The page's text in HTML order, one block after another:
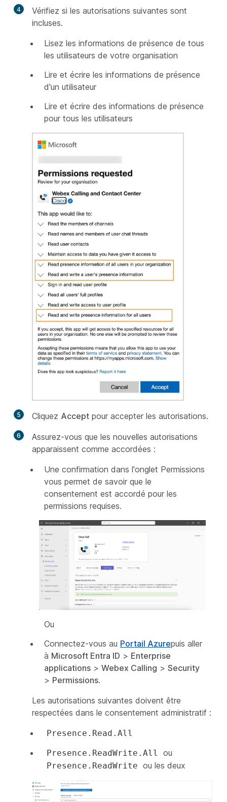
4
Vérifiez si les autorisations suivantes sont
incluses.
Lisez les informations de présence de tous
les utilisateurs de votre organisation
Lire et écrire les informations de présence
d'un utilisateur
Lire et écrire des informations de présence
pour tous les utilisateurs
5 Cliquez Accept pour accepter les autorisations.
6
Assurez-vous que les nouvelles autorisations
apparaissent comme accordées :
Une confirmation dans l'onglet Permissions
vous permet de savoir que le
consentement est accordé pour les
permissions requises.
Ou
Connectez-vous au Portail Azurepuis aller
à Microsoft Entra ID > Enterprise
applications > Webex Calling > Security
> Permissions.
Les autorisations suivantes doivent être
respectées dans le consentement administratif :
Presence.Read.All
Presence.ReadWrite.All ou
Presence.ReadWrite ou les deux